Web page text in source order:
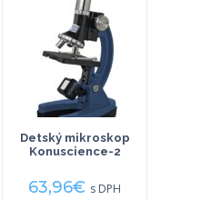
Detský mikroskop
Konuscience-2
63,96€ s DPH